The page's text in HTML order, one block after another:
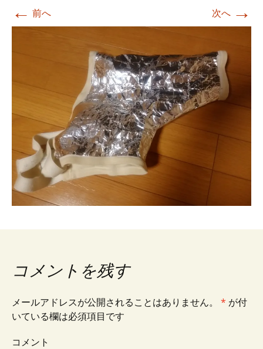
← 前へ 次へ →
コメントを残す
メールアドレスが公開されることはありません。 * が付
いている欄は必須項目です
コメント